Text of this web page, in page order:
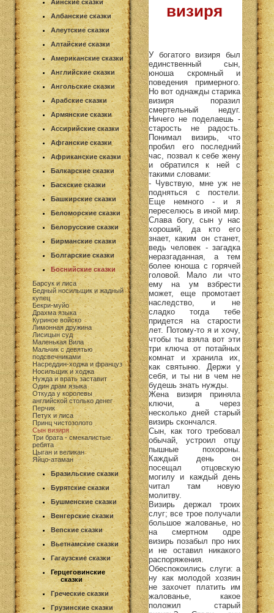
Айнские сказки
Албанские сказки
Алеутские сказки
Алтайские сказки
Американские сказки
Английские сказки
Ангольские сказки
Арабские сказки
Армянские сказки
Ассирийские сказки
Афганские сказки
Африканские сказки
Балкарские сказки
Баскские сказки
Башкирские сказки
Беломорские сказки
Белорусские сказки
Бирманские сказки
Болгарские сказки
Боснийские сказки
Барсук и лиса
Бедный носильщик и жадный
купец
Бекри-муйо
Драхма языка
Куриное войско
Лимонная дружина
Лисицын суд
Маленькая Вила
Мальчик с девятью
подсвечниками
Насреддин-ходжа и француз
Носильщик и ходжа
Нужда и врать заставит
Один драм языка
Откуда у королевы
английской столько денег
Перчик
Петух и лиса
Принц чистозолото
Сын визиря
Три брата - смекалистые
ребята
Цыган и великан
Яйцо-атаман
Бразильские сказки
Бурятские сказки
Бушменские сказки
Венгерские сказки
Вепские сказки
Вьетнамские сказки
Гагаузские сказки
Герцеговинские
сказки
Греческие сказки
Грузинские сказки
визиря
У богатого визиря был
единственный сын,
юноша скромный и
поведения примерного.
Но вот однажды старика
визиря поразил
смертельный недуг.
Ничего не поделаешь -
старость не радость.
Понимал визирь, что
пробил его последний
час, позвал к себе жену
и обратился к ней с
такими словами:
- Чувствую, мне уж не
подняться с постели.
Еще немного - и я
переселюсь в иной мир.
Слава богу, сын у нас
хороший, да кто его
знает, каким он станет,
ведь человек - загадка
неразгаданная, а тем
более юноша с горячей
головой. Мало ли что
ему на ум взбрести
может, еще промотает
наследство, и не
сладко тогда тебе
придется на старости
лет. Потому-то я и хочу,
чтобы ты взяла вот эти
три ключа от потайных
комнат и хранила их,
как святыню. Держи у
себя, и ты ни в чем не
будешь знать нужды.
Жена визиря приняла
ключи, а через
несколько дней старый
визирь скончался.
Сын, как того требовал
обычай, устроил отцу
пышные похороны.
Каждый день он
посещал отцовскую
могилу и каждый день
читал там новую
молитву.
Визирь держал троих
слуг; все трое получали
большое жалованье, но
на смертном одре
визирь позабыл про них
и не оставил никакого
распоряжения.
Обеспокоились слуги: а
ну как молодой хозяин
не захочет платить им
жалованье, какое
положил старый